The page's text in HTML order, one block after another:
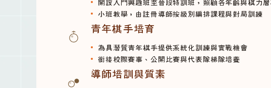
開設入門興趣班至晉段特訓班，照顧各年齡與棋力
小班教學，由註冊導師按級別編排課程與對局訓練
青年棋手培育
為具潛質青年棋手提供系統化訓練與實戰機會
銜接校際賽事、公開比賽與代表隊梯隊培養
導師培訓與質素